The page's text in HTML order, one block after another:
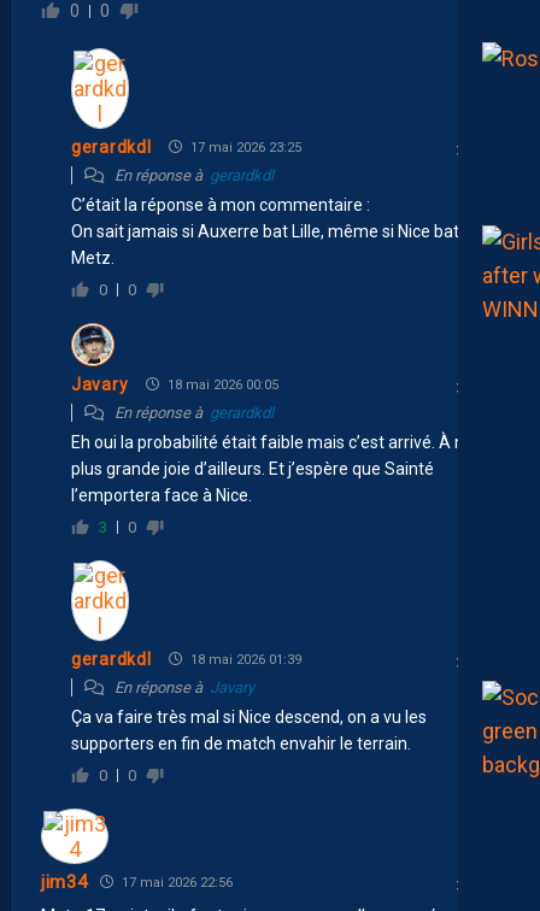
0 0
gerardkdl 17 mai 2026 23:25
En réponse à gerardkdl
C’était la réponse à mon commentaire :
On sait jamais si Auxerre bat Lille, même si Nice bat
Metz.
0 0
Javary 18 mai 2026 00:05
En réponse à gerardkdl
Eh oui la probabilité était faible mais c’est arrivé. À ma
plus grande joie d’ailleurs. Et j’espère que Sainté
l’emportera face à Nice.
3 0
gerardkdl 18 mai 2026 01:39
En réponse à Javary
Ça va faire très mal si Nice descend, on a vu les
supporters en fin de match envahir le terrain.
0 0
jim34 17 mai 2026 22:56